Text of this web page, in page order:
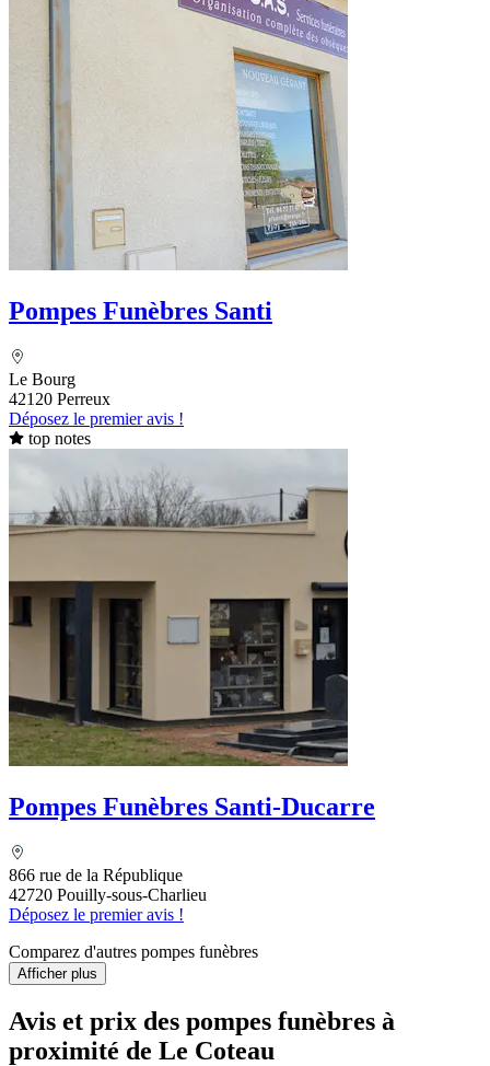
Pompes Funèbres Santi
Le Bourg
42120 Perreux
Déposez le premier avis !
top notes
Pompes Funèbres Santi-Ducarre
866 rue de la République
42720 Pouilly-sous-Charlieu
Déposez le premier avis !
Comparez d'autres pompes funèbres
Afficher plus
Avis et prix des pompes funèbres à
proximité de Le Coteau